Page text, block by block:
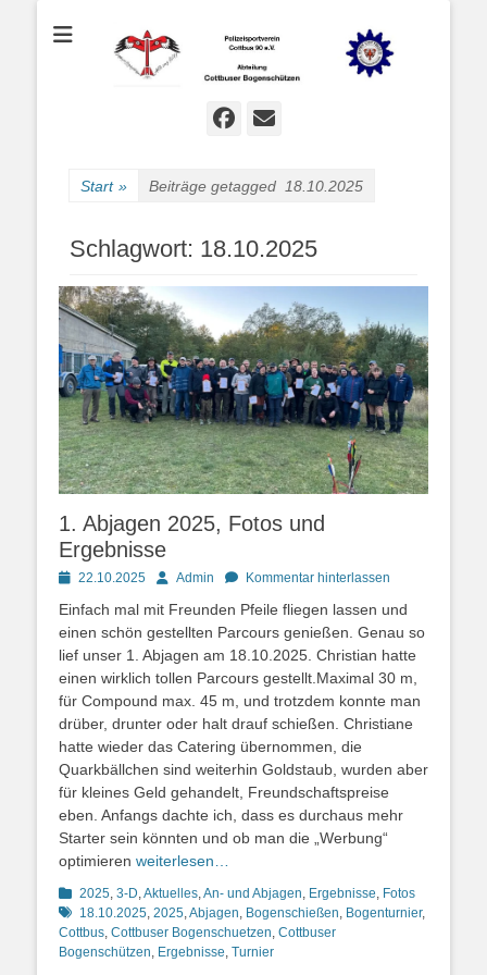
Cottbuser
Bogenschützen
Bogenschießen in Cottbus
Facebook
E-
Start » Beiträge getagged 18.10.2025
Schlagwort: 18.10.2025
1. Abjagen 2025, Fotos und
Ergebnisse
Posted22.10.2025 AutorAdmin Kommentar hinterlassen
Einfach mal mit Freunden Pfeile fliegen lassen und
einen schön gestellten Parcours genießen. Genau so
lief unser 1. Abjagen am 18.10.2025. Christian hatte
einen wirklich tollen Parcours gestellt.Maximal 30 m,
für Compound max. 45 m, und trotzdem konnte man
drüber, drunter oder halt drauf schießen. Christiane
hatte wieder das Catering übernommen, die
Quarkbällchen sind weiterhin Goldstaub, wurden aber
für kleines Geld gehandelt, Freundschaftspreise
eben. Anfangs dachte ich, dass es durchaus mehr
Starter sein könnten und ob man die „Werbung“
optimieren weiterlesen…
Kategorien
2025, 3-D,Aktuelles,An- und Abjagen, Ergebnisse, Fotos
18.10.2025, 2025,Abjagen, Bogenschießen, Bogenturnier,
Cottbus, Cottbuser Bogenschuetzen, Cottbuser
Bogenschützen, Ergebnisse, Turnier